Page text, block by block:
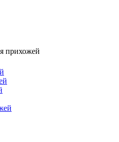
прихожей